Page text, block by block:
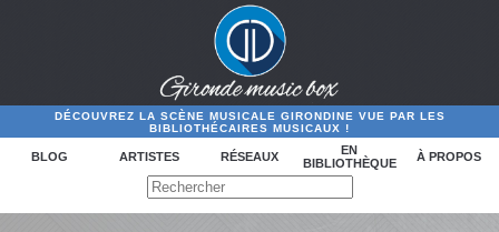
DÉCOUVREZ LA SCÈNE MUSICALE GIRONDINE VUE PAR LES
BIBLIOTHÉCAIRES MUSICAUX !
BLOG ARTISTES RÉSEAUX
EN
BIBLIOTHÈQUE
À PROPOS